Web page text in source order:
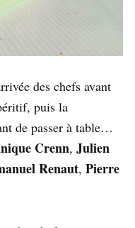
des chefs avant
puis la
de passer à table…
Crenn, Julien
Renaut, Pierre